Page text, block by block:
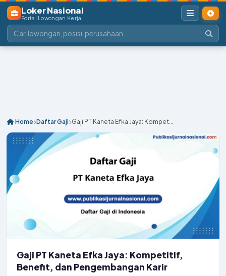
Loker Nasional
Portal Lowongan Kerja
Home Daftar Gaji Gaji PT Kaneta Efka Jaya: Kompet...
Gaji PT Kaneta Efka Jaya: Kompetitif,
Benefit, dan Pengembangan Karir